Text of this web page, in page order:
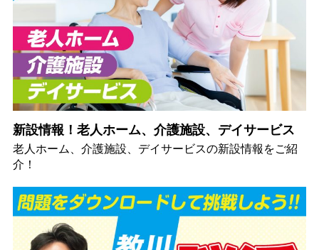
新設情報！老人ホーム、介護施設、デイサービス
老人ホーム、介護施設、デイサービスの新設情報をご紹
介！